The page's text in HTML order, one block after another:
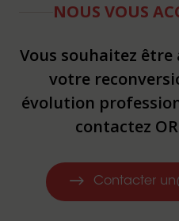
NOUS VOUS
Vous souhaitez être
votre
évolution
contactez
Contacter